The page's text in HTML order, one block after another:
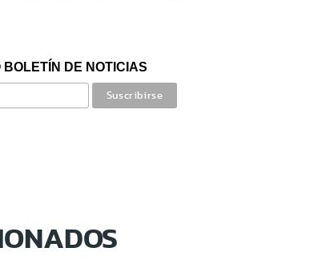
DE NOTICIAS